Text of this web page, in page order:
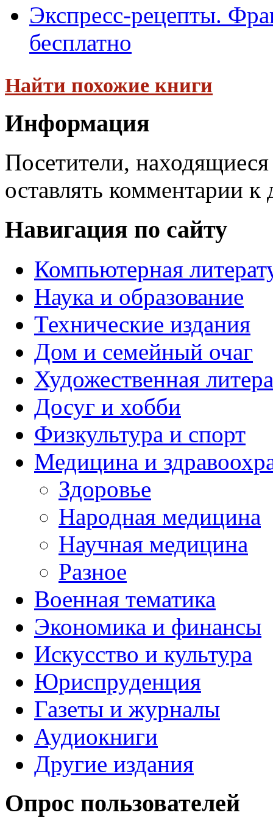
Экспресс-рецепты.
бесплатно
Найти похожие книги
Информация
Посетители,
оставлять комментарии к
Навигация по сайту
Компьютерная
Наука и образование
Технические издания
Дом и семейный очаг
Художественная
Досуг и хобби
Физкультура и спорт
Медицина и
Здоровье
Народная медицина
Научная медицина
Разное
Военная тематика
Экономика и финансы
Искусство и культура
Юриспруденция
Газеты и журналы
Аудиокниги
Другие издания
Опрос пользователей